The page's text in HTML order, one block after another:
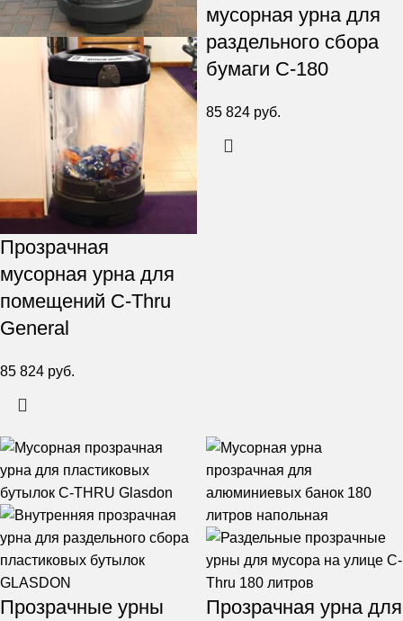
Прозрачная
мусорная урна для
помещений C-Thru
General
85 824 руб.
мусорная урна для
раздельного сбора
бумаги C-180
85 824 руб.
Прозрачные урны
Прозрачная урна для